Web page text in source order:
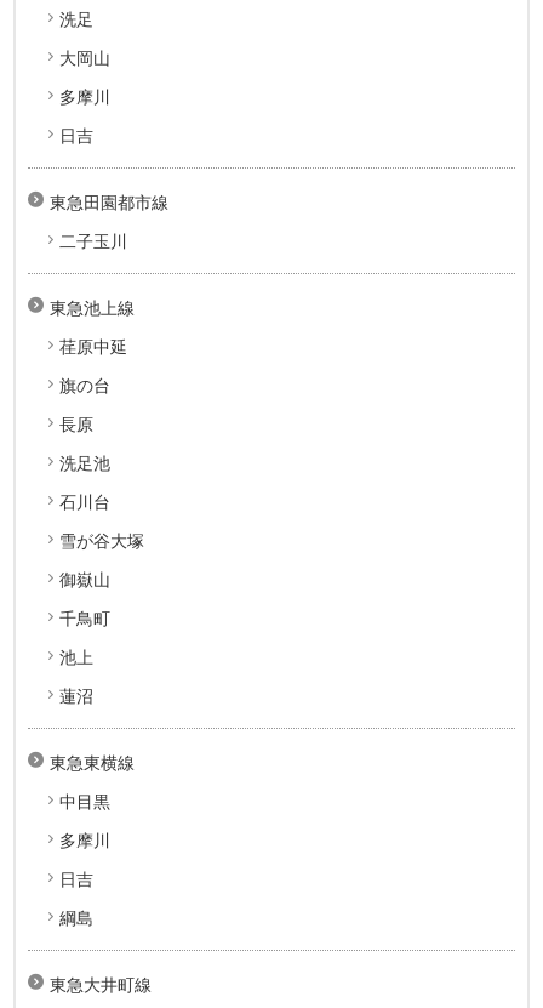
洗足
大岡山
多摩川
日吉
東急田園都市線
二子玉川
東急池上線
荏原中延
旗の台
長原
洗足池
石川台
雪が谷大塚
御嶽山
千鳥町
池上
蓮沼
東急東横線
中目黒
多摩川
日吉
綱島
東急大井町線